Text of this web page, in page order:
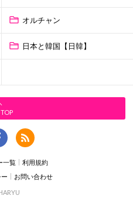
オルチャン
日本と韓国【日韓】
一覧
利用規約
お問い合わせ